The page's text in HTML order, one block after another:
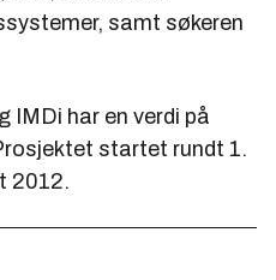
samt søkeren
IMDi har en verdi på
startet rundt 1.
2012.